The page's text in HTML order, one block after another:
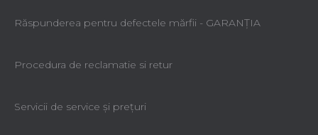
Răspunderea pentru defectele mărfii - GARANŢIA
Procedura de reclamatie si retur
Servicii de service şi preţuri